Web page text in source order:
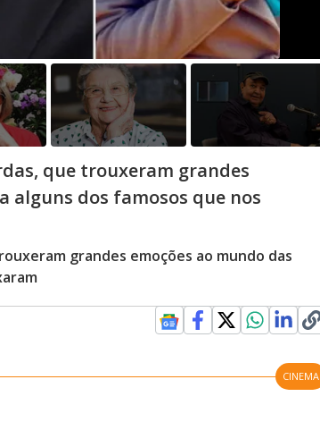
que trouxeram grandes
alguns dos famosos que nos
grandes emoções ao mundo das
CINEMA